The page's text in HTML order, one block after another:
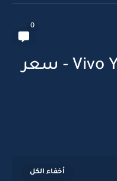
0
مواصفات هاتف Vivo Y16 - سعر